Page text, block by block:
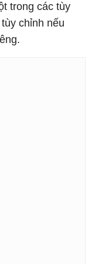
trong các tùy
chỉnh nếu